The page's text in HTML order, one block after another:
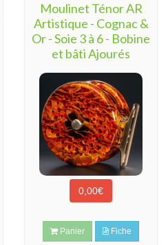
Moulinet Ténor AR
Artistique - Cognac &
Or - Soie 3 à 6 - Bobine
et bâti Ajourés
0,00€
Panier Fiche